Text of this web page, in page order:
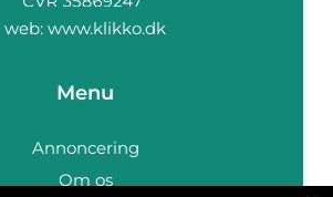
web: www.klikko.dk
Menu
Annoncering
Om os